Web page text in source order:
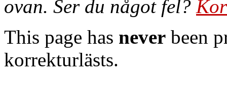
ovan. Ser du något fel?
This page has never been
korrekturlästs.